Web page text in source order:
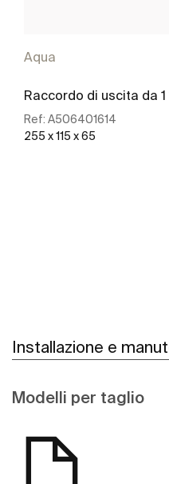
Aqua
Raccordo di uscita da
Ref: A506401614
255 x 115 x 65
Installazione e
Modelli per taglio